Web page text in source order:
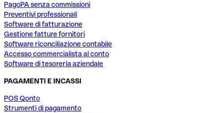
PagoPA senza commissioni
Preventivi professionali
Software di fatturazione
Gestione fatture fornitori
Software riconciliazione contabile
Accesso commercialista al conto
Software di tesoreria aziendale
PAGAMENTI E INCASSI
POS Qonto
Strumenti di pagamento